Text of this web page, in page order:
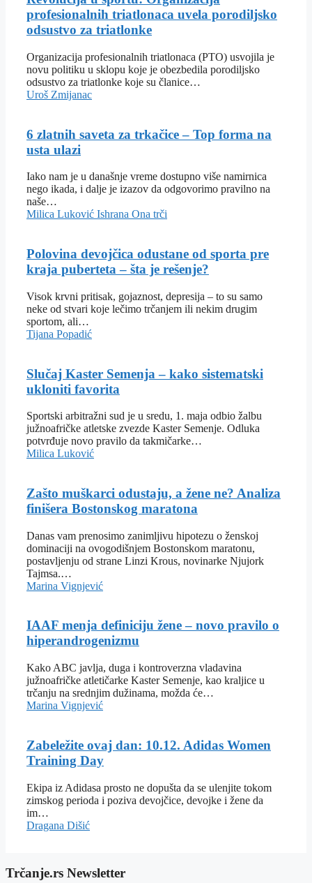
profesionalnih triatlonaca uvela porodiljsko
odsustvo za triatlonke
Organizacija profesionalnih triatlonaca (PTO) usvojila je
novu politiku u sklopu koje je obezbedila porodiljsko
odsustvo za triatlonke koje su članice…
Uroš Zmijanac
6 zlatnih saveta za trkačice – Top forma na
usta ulazi
Iako nam je u današnje vreme dostupno više namirnica
nego ikada, i dalje je izazov da odgovorimo pravilno na
naše…
Milica Luković Ishrana Ona trči
Polovina devojčica odustane od sporta pre
kraja puberteta – šta je rešenje?
Visok krvni pritisak, gojaznost, depresija – to su samo
neke od stvari koje lečimo trčanjem ili nekim drugim
sportom, ali…
Tijana Popadić
Slučaj Kaster Semenja – kako sistematski
ukloniti favorita
Sportski arbitražni sud je u sredu, 1. maja odbio žalbu
južnoafričke atletske zvezde Kaster Semenje. Odluka
potvrđuje novo pravilo da takmičarke…
Milica Luković
Zašto muškarci odustaju, a žene ne? Analiza
finišera Bostonskog maratona
Danas vam prenosimo zanimljivu hipotezu o ženskoj
dominaciji na ovogodišnjem Bostonskom maratonu,
postavljenju od strane Linzi Krous, novinarke Njujork
Tajmsa.…
Marina Vignjević
IAAF menja definiciju žene – novo pravilo o
hiperandrogenizmu
Kako ABC javlja, duga i kontroverzna vladavina
južnoafričke atletičarke Kaster Semenje, kao kraljice u
trčanju na srednjim dužinama, možda će…
Marina Vignjević
Zabeležite ovaj dan: 10.12. Adidas Women
Training Day
Ekipa iz Adidasa prosto ne dopušta da se ulenjite tokom
zimskog perioda i poziva devojčice, devojke i žene da
im…
Dragana Dišić
Trčanje.rs Newsletter